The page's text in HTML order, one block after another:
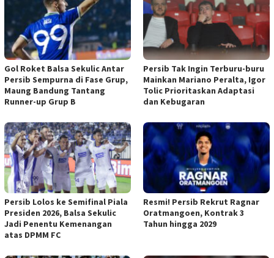
Gol Roket Balsa Sekulic Antar
Persib Sempurna di Fase Grup,
Maung Bandung Tantang
Runner-up Grup B
Persib Tak Ingin Terburu-buru
Mainkan Mariano Peralta, Igor
Tolic Prioritaskan Adaptasi
dan Kebugaran
Persib Lolos ke Semifinal Piala
Presiden 2026, Balsa Sekulic
Jadi Penentu Kemenangan
atas DPMM FC
Resmi! Persib Rekrut Ragnar
Oratmangoen, Kontrak 3
Tahun hingga 2029